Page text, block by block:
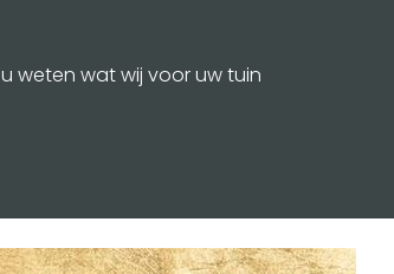
weten wat wij voor uw tuin